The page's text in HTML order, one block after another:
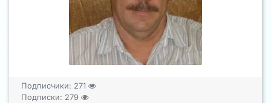
Подписчики: 271
Подписки: 279